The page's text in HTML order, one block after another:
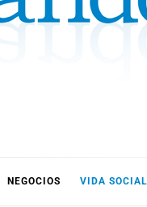
NEGOCIOS VIDA SOCIAL